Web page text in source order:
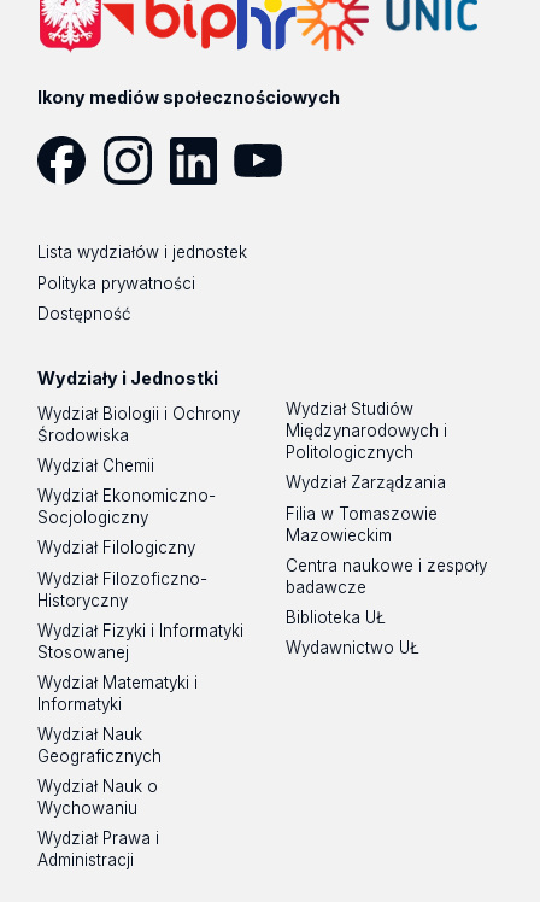
Ikony mediów społecznościowych
Lista wydziałów i jednostek
Polityka prywatności
Dostępność
Wydziały i Jednostki
Wydział Biologii i Ochrony
Środowiska
Wydział Chemii
Wydział Ekonomiczno-
Socjologiczny
Wydział Filologiczny
Wydział Filozoficzno-
Historyczny
Wydział Fizyki i Informatyki
Stosowanej
Wydział Matematyki i
Informatyki
Wydział Nauk
Geograficznych
Wydział Nauk o
Wychowaniu
Wydział Prawa i
Administracji
Wydział Studiów
Międzynarodowych i
Politologicznych
Wydział Zarządzania
Filia w Tomaszowie
Mazowieckim
Centra naukowe i zespoły
badawcze
Biblioteka UŁ
Wydawnictwo UŁ